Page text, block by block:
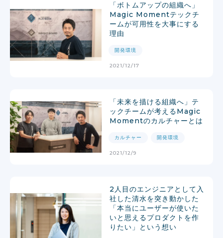
「ボトムアップの組織へ」
Magic Momentテックチ
ームが可用性を大事にする
理由
開発環境
2021/12/17
「未来を描ける組織へ」テ
ックチームが考えるMagic
Momentのカルチャーとは
カルチャー 開発環境
2021/12/9
2人目のエンジニアとして入
社した清水を突き動かした
「本当にユーザーが使いた
いと思えるプロダクトを作
りたい」という想い